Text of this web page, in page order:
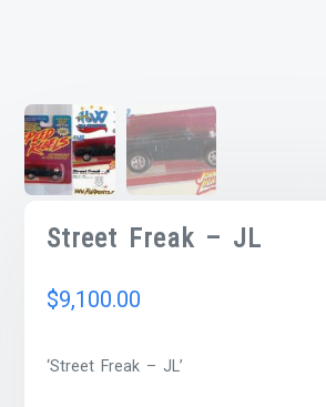
Street Freak – JL
$9,100.00
‘Street Freak – JL’